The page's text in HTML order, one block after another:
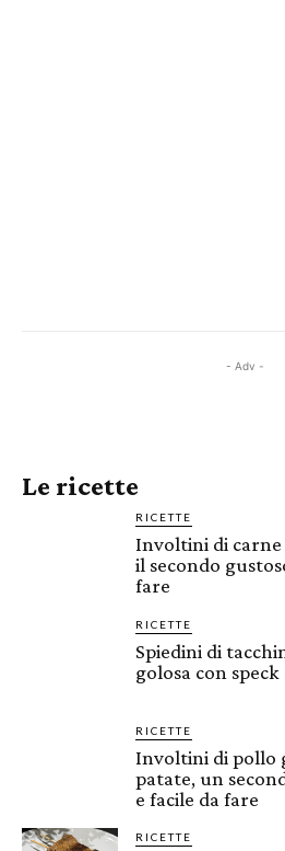
- Adv -
Le ricette
RICETTE
Involtini di carne
il secondo
fare
RICETTE
Spiedini di
golosa con
RICETTE
Involtini di pollo
patate, un
e facile da fare
RICETTE